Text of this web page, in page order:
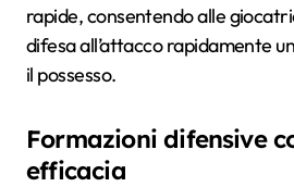
rapide, consentendo alle
difesa all’attacco rapidamente
il possesso.
Formazioni difensive
efficacia